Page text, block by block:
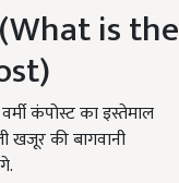
(What is the
कंपोस्ट का इस्तेमाल
खजूर की बागवानी